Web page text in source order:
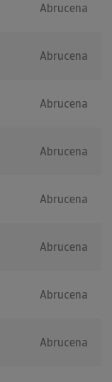
Abrucena
Abrucena
Abrucena
Abrucena
Abrucena
Abrucena
Abrucena
Abrucena